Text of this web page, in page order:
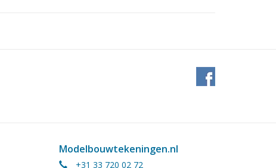
Modelbouwtekeningen.nl
+31 33 720 02 72